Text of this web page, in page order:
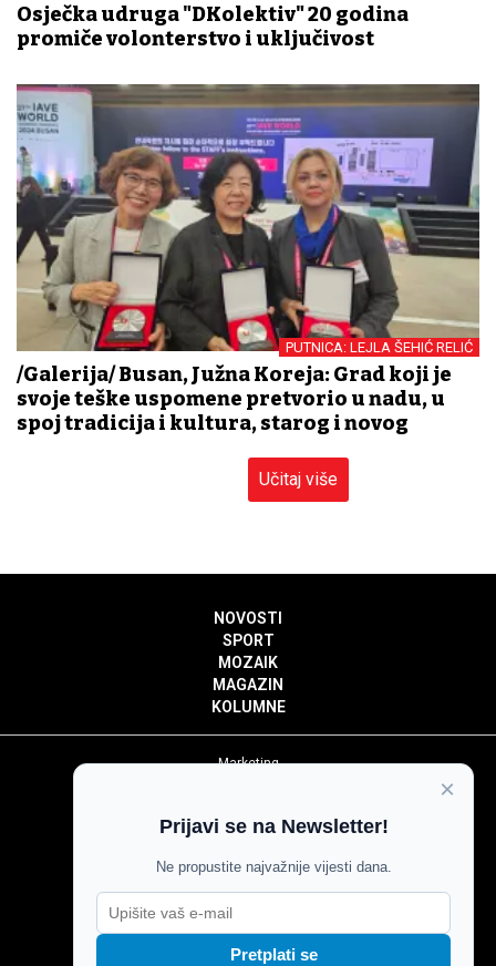
Osječka udruga "DKolektiv" 20 godina
promiče volonterstvo i uključivost
PUTNICA: LEJLA ŠEHIĆ RELIĆ
/Galerija/ Busan, Južna Koreja: Grad koji je
svoje teške uspomene pretvorio u nadu, u
spoj tradicija i kultura, starog i novog
Učitaj više
NOVOSTI
SPORT
MOZAIK
MAGAZIN
KOLUMNE
Marketing
Impressum
Pravila komentiranja
Agroglas
×
Prijavi se na Newsletter!
Ne propustite najvažnije vijesti dana.
Pretplati se